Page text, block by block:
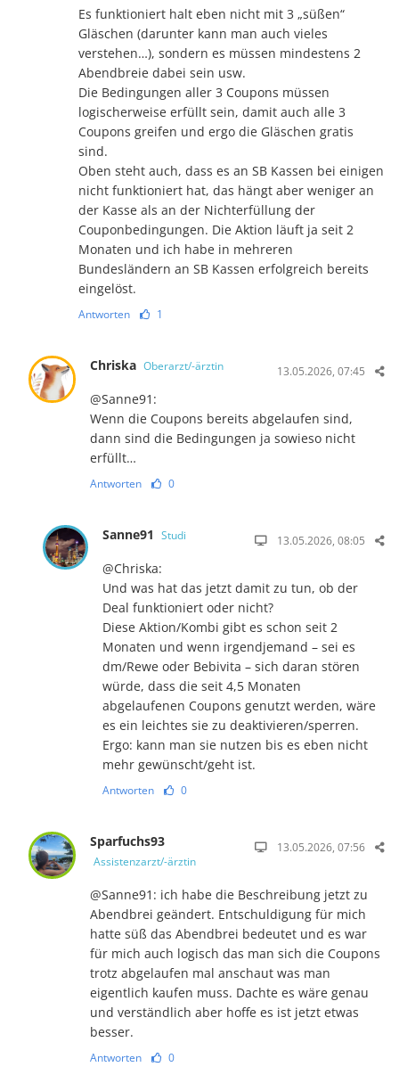
Es funktioniert halt eben nicht mit 3 „süßen“
Gläschen (darunter kann man auch vieles
verstehen…), sondern es müssen mindestens 2
Abendbreie dabei sein usw.
Die Bedingungen aller 3 Coupons müssen
logischerweise erfüllt sein, damit auch alle 3
Coupons greifen und ergo die Gläschen gratis
sind.
Oben steht auch, dass es an SB Kassen bei einigen
nicht funktioniert hat, das hängt aber weniger an
der Kasse als an der Nichterfüllung der
Couponbedingungen. Die Aktion läuft ja seit 2
Monaten und ich habe in mehreren
Bundesländern an SB Kassen erfolgreich bereits
eingelöst.
Antworten 1
Chriska Oberarzt/-ärztin 13.05.2026, 07:45
@Sanne91:
Wenn die Coupons bereits abgelaufen sind,
dann sind die Bedingungen ja sowieso nicht
erfüllt…
Antworten 0
Sanne91 Studi 13.05.2026, 08:05
@Chriska:
Und was hat das jetzt damit zu tun, ob der
Deal funktioniert oder nicht?
Diese Aktion/Kombi gibt es schon seit 2
Monaten und wenn irgendjemand – sei es
dm/Rewe oder Bebivita – sich daran stören
würde, dass die seit 4,5 Monaten
abgelaufenen Coupons genutzt werden, wäre
es ein leichtes sie zu deaktivieren/sperren.
Ergo: kann man sie nutzen bis es eben nicht
mehr gewünscht/geht ist.
Antworten 0
Sparfuchs93
Assistenzarzt/-ärztin
13.05.2026, 07:56
@Sanne91: ich habe die Beschreibung jetzt zu
Abendbrei geändert. Entschuldigung für mich
hatte süß das Abendbrei bedeutet und es war
für mich auch logisch das man sich die Coupons
trotz abgelaufen mal anschaut was man
eigentlich kaufen muss. Dachte es wäre genau
und verständlich aber hoffe es ist jetzt etwas
besser.
Antworten 0